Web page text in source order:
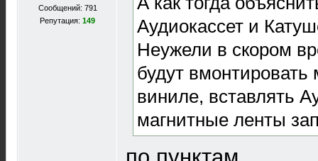
Сообщений: 791
Репутация: 149
Аудиокассет и
Неужели в скором
будут
виниле, вставлять
магнитные ленты